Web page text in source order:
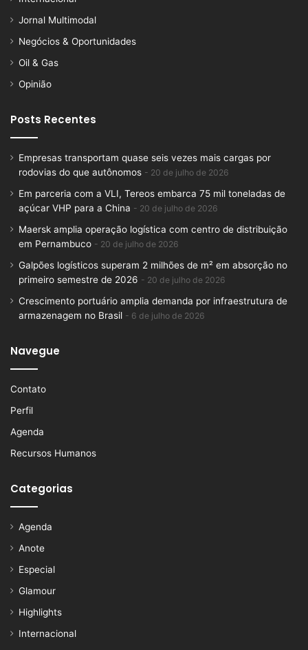
Jornal Multimodal
Negócios & Oportunidades
Oil & Gas
Opinião
Posts Recentes
Empresas transportam quase seis vezes mais cargas por
rodovias do que autônomos
20 de julho de 2026
Em parceria com a VLI, Tereos embarca 75 mil toneladas de
açúcar VHP para a China
20 de julho de 2026
Maersk amplia operação logística com centro de distribuição
em Pernambuco
20 de julho de 2026
Galpões logísticos superam 2 milhões de m² em absorção no
primeiro semestre de 2026
20 de julho de 2026
Crescimento portuário amplia demanda por infraestrutura de
armazenagem no Brasil
6 de julho de 2026
Navegue
Contato
Perfil
Agenda
Recursos Humanos
Categorias
Agenda
Anote
Especial
Glamour
Highlights
Internacional